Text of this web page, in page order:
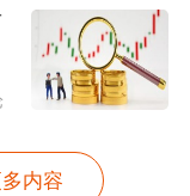
现了A股市
焦点，为A
内容